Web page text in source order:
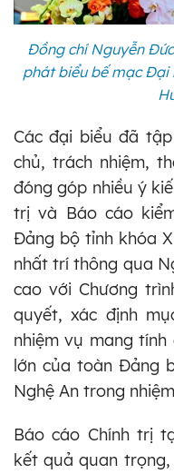
Đồng chí Nguyễn
phát biểu bế mạc Đại
Các đại biểu đã
chủ, trách nhiệm,
đóng góp nhiều ý
trị và Báo cáo
Đảng bộ tỉnh khóa
nhất trí thông qua
cao với Chương
quyết, xác định
nhiệm vụ mang
lớn của toàn Đảng
Nghệ An trong
Báo cáo Chính trị
kết quả quan